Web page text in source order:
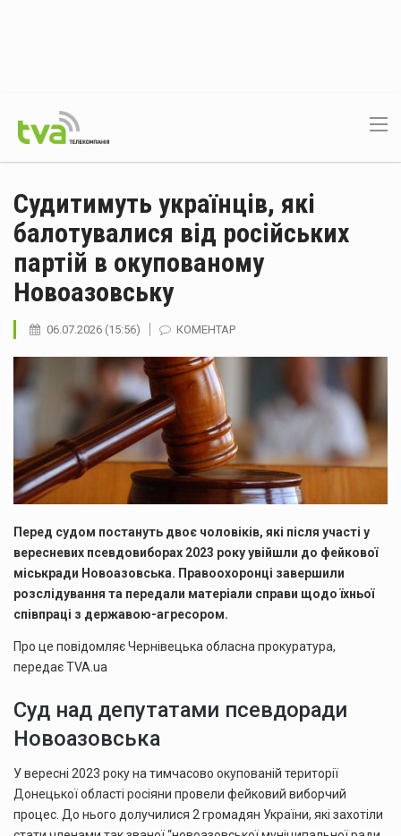
Судитимуть українців, які
балотувалися від російських
партій в окупованому
Новоазовську
06.07.2026 (15:56) КОМЕНТАР
Перед судом постануть двоє чоловіків, які після участі у
вересневих псевдовиборах 2023 року увійшли до фейкової
міськради Новоазовська. Правоохоронці завершили
розслідування та передали матеріали справи щодо їхньої
співпраці з державою-агресором.
Про це повідомляє Чернівецька обласна прокуратура,
передає TVA.ua
Суд над депутатами псевдоради
Новоазовська
У вересні 2023 року на тимчасово окупованій території
Донецької області росіяни провели фейковий виборчий
процес. До нього долучилися 2 громадян України, які захотіли